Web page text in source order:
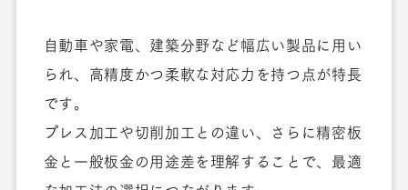
自動車や家電、建築分野など幅広い製品に用い
られ、高精度かつ柔軟な対応力を持つ点が特長
です。
プレス加工や切削加工との違い、さらに精密板
金と一般板金の用途差を理解することで、最適